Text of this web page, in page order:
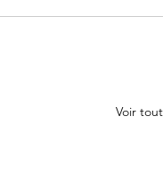
Voir tout